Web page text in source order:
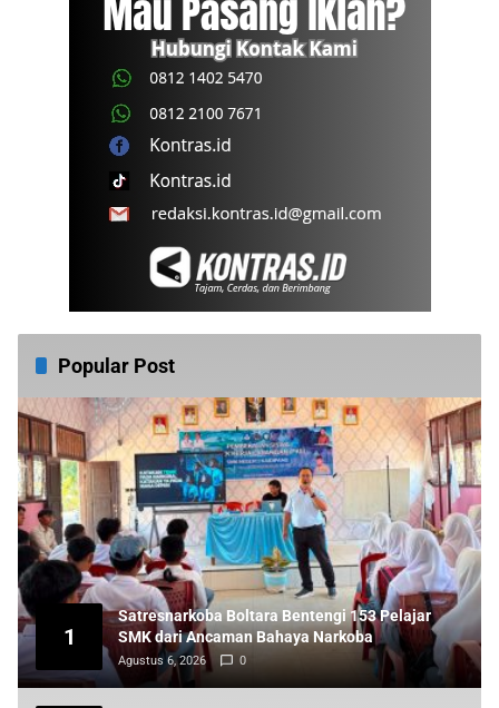
Popular Post
1
Satresnarkoba Boltara Bentengi 153 Pelajar
SMK dari Ancaman Bahaya Narkoba
Agustus 6, 2026 0